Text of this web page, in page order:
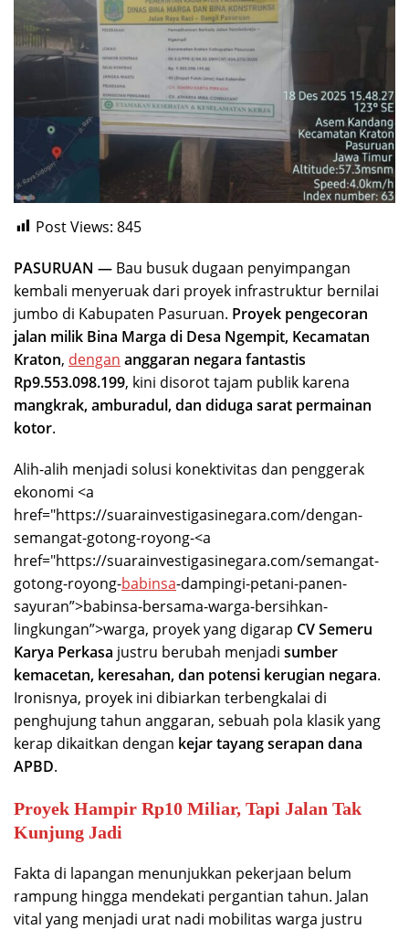
Post Views: 845
PASURUAN — Bau busuk dugaan penyimpangan
kembali menyeruak dari proyek infrastruktur bernilai
jumbo di Kabupaten Pasuruan. Proyek pengecoran
jalan milik Bina Marga di Desa Ngempit, Kecamatan
Kraton, dengan anggaran negara fantastis
Rp9.553.098.199, kini disorot tajam publik karena
mangkrak, amburadul, dan diduga sarat permainan
kotor.
Alih-alih menjadi solusi konektivitas dan penggerak
ekonomi <a
href="https://suarainvestigasinegara.com/dengan-
semangat-gotong-royong-<a
href="https://suarainvestigasinegara.com/semangat-
gotong-royong-babinsa-dampingi-petani-panen-
sayuran”>babinsa-bersama-warga-bersihkan-
lingkungan”>warga, proyek yang digarap CV Semeru
Karya Perkasa justru berubah menjadi sumber
kemacetan, keresahan, dan potensi kerugian negara.
Ironisnya, proyek ini dibiarkan terbengkalai di
penghujung tahun anggaran, sebuah pola klasik yang
kerap dikaitkan dengan kejar tayang serapan dana
APBD.
Proyek Hampir Rp10 Miliar, Tapi Jalan Tak
Kunjung Jadi
Fakta di lapangan menunjukkan pekerjaan belum
rampung hingga mendekati pergantian tahun. Jalan
vital yang menjadi urat nadi mobilitas warga justru